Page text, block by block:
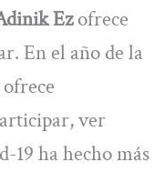
Ezofrece
En el año de la
ofrece
ver
19 ha hecho más